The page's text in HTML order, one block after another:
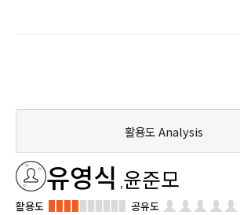
활용도 Analysis
유영식 윤준모
활용도 공유도